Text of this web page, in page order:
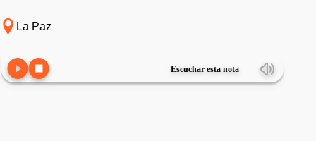
La Paz
Escuchar esta nota